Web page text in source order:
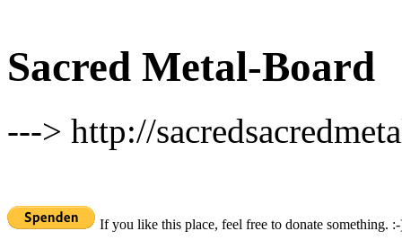
Sacred Metal-Board
---> http://
If you like this place, feel free to donate something.